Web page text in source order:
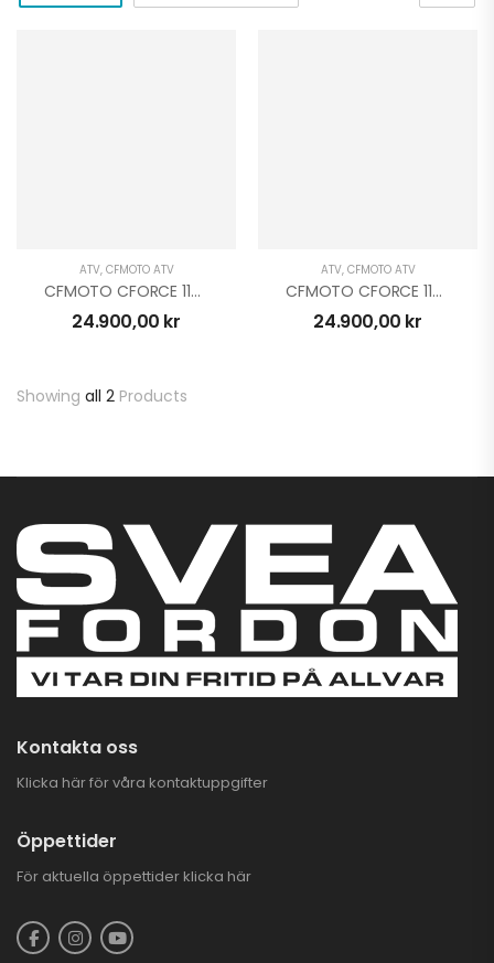
SUPERKAMPANJ PÅ
625 TOURING EFI
EPS 4X4
93.900,00 kr
97.900,00kr
CFMOTO Plogarm
Flex
1.890,00kr
ATV, CFMOTO ATV
CFMOTO CFORCE 110 EFI BARN RÖD
24.900,00 kr
ATV, CFMOTO ATV
CFMOTO CFORCE 110 EFI BARN BLÅ
24.900,00 kr
Showing all 2 Products
Kontakta oss
Klicka här för våra kontaktuppgifter
Öppettider
För aktuella öppettider klicka här